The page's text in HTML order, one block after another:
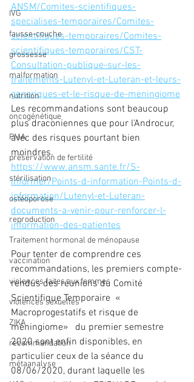
IVG
fausse-couche
grossesse
malformation
nutrition
oncogénétique
PMA
préservation de fertilité
stérilisation
ostéoporose
reproduction
Traitement hormonal de ménopause
vaccination
violences faites aux femmes
violences sexuelles
ZIKA
recommandation
métaanalyse
ANSM/Comites-scientifiques-
specialises-temporaires/Comites-
scientifiques-temporaires/Comites-
scientifiques-temporaires/CST-
Consultation-publique-sur-les-
traitements-Lutenyl-et-Luteran-et-leurs-
generiques-et-le-risque-de-meningiome
Les recommandations sont beaucoup
plus draconiennes que pour l'Androcur,
avec des risques pourtant bien
moindres.
https://www.ansm.sante.fr/S-
informer/Points-d-information-Points-d-
information/Lutenyl-et-Luteran-
documents-a-venir-pour-renforcer-l-
information-des-patientes
Pour tenter de comprendre ces
recommandations, les premiers compte-
rendus des réunions du Comité
Scientifique Temporaire  «
Macroprogestatifs et risque de
méningiome»   du premier semestre
2020 sont enfin disponibles, en
particulier ceux de la séance du
08/06/2020, durant laquelle les